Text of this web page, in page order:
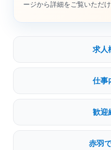
ージから詳細をご覧いただけ
求人
仕事
歓迎
赤羽